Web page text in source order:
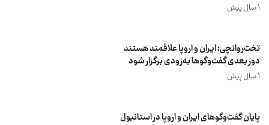
1 سال پیش
تخت‌روانچی: ایران و اروپا علاقمند هستند
دور بعدی گفت‌وگوها به‌زودی برگزار شود
1 سال پیش
پایان گفت‌وگوهای ایران و اروپا در استانبول